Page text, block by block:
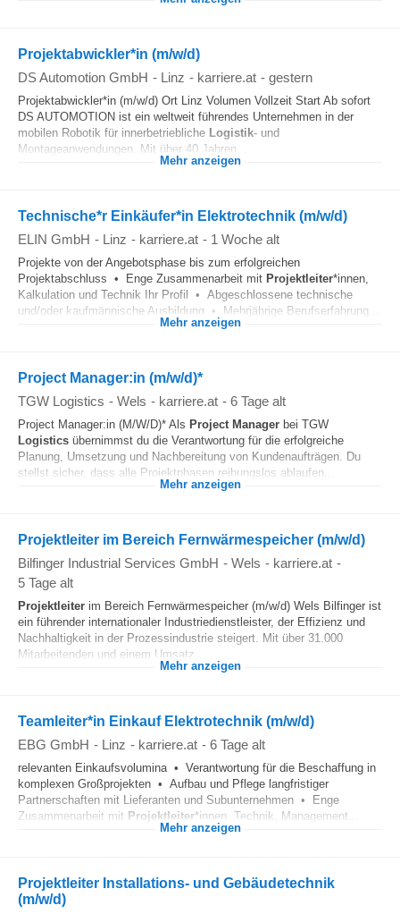
Projektabwickler*in (m/w/d)
DS Automotion GmbH - Linz - karriere.at - gestern
Projektabwickler*in (m/w/d) Ort Linz Volumen Vollzeit Start Ab sofort
DS AUTOMOTION ist ein weltweit führendes Unternehmen in der
mobilen Robotik für innerbetriebliche Logistik- und
Montageanwendungen. Mit über 40 Jahren...
Mehr anzeigen
Technische*r Einkäufer*in Elektrotechnik (m/w/d)
ELIN GmbH - Linz - karriere.at - 1 Woche alt
Projekte von der Angebotsphase bis zum erfolgreichen
Projektabschluss • Enge Zusammenarbeit mit Projektleiter*innen,
Kalkulation und Technik Ihr Profil • Abgeschlossene technische
und/oder kaufmännische Ausbildung • Mehrjährige Berufserfahrung...
Mehr anzeigen
Project Manager:in (m/w/d)*
TGW Logistics - Wels - karriere.at - 6 Tage alt
Project Manager:in (M/W/D)* Als Project Manager bei TGW
Logistics übernimmst du die Verantwortung für die erfolgreiche
Planung, Umsetzung und Nachbereitung von Kundenaufträgen. Du
stellst sicher, dass alle Projektphasen reibungslos ablaufen...
Mehr anzeigen
Projektleiter im Bereich Fernwärmespeicher (m/w/d)
Bilfinger Industrial Services GmbH - Wels - karriere.at -
5 Tage alt
Projektleiter im Bereich Fernwärmespeicher (m/w/d) Wels Bilfinger ist
ein führender internationaler Industriedienstleister, der Effizienz und
Nachhaltigkeit in der Prozessindustrie steigert. Mit über 31.000
Mitarbeitenden und einem Umsatz...
Mehr anzeigen
Teamleiter*in Einkauf Elektrotechnik (m/w/d)
EBG GmbH - Linz - karriere.at - 6 Tage alt
relevanten Einkaufsvolumina • Verantwortung für die Beschaffung in
komplexen Großprojekten • Aufbau und Pflege langfristiger
Partnerschaften mit Lieferanten und Subunternehmen • Enge
Zusammenarbeit mit Projektleiter*innen, Technik, Management...
Mehr anzeigen
Projektleiter Installations- und Gebäudetechnik
(m/w/d)